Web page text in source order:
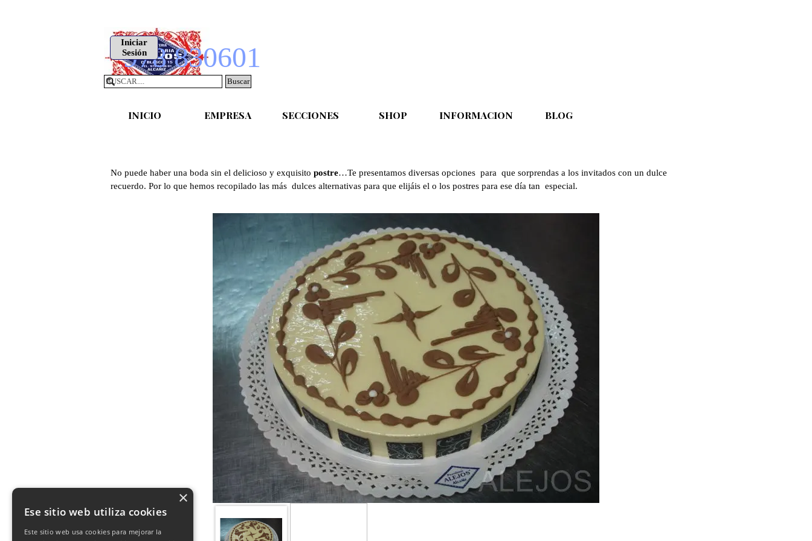
Iniciar
Sesión
978 830601
Buscar
Saltar menú
INICIO EMPRESA ▼
SECCIONES ▼
SHOP ▼
INFORMACION ▼
BLOG
No puede haber una boda sin el delicioso y exquisito postre…Te presentamos diversas opciones para que sorprendas a los invitados con un dulce
recuerdo. Por lo que hemos recopilado las más dulces alternativas para que elijáis el o los postres para ese día tan especial.
2
×
Ese sitio web utiliza cookies
Este sitio web usa cookies para mejorar la